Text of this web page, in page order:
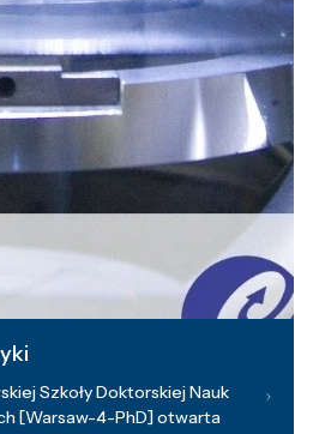
Szkoły Doktorskiej Nauk
[Warsaw-4-PhD] otwarta